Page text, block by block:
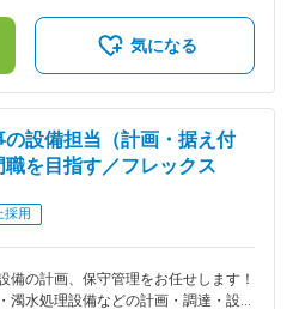
成等、大規模な土木構造物など、様々
ございます。ゼネコンでの同様の設備
でも入社後教育のうえ現場配属とさせ
設備などを配備して工事を進める必要
仮設備に関する計画・調達・設置・保
務を進めていただきます。 ＜西松
■お任せする案件・
県内 大型ダム現場他、山岳トンネル
で、現場を支えていきたいと思える方
す。 ・同社は、社内で協力しあう温
1070万／42歳：1150万※地域限定職
収から85%の提示になります。賃金は
あり、選考を通じて上下する可能性が
気になる
の設備担当（計画・据え付
を目指す／フレックス
採用
の計画、保守管理をお任せします！
濁水処理設備などの計画・調達・設置